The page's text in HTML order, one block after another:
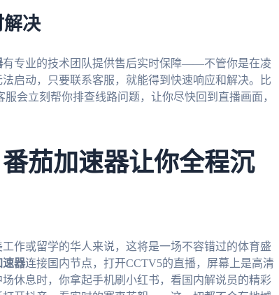
解决
有专业的技术团队提供售后实时保障——不管你是在凌
启动，只要联系客服，就能得到快速响应和解决。比
会立刻帮你排查线路问题，让你尽快回到直播画面，
茄加速器让你全程沉
作或留学的华人来说，这将是一场不容错过的体育盛
速器连接国内节点，打开CCTV5的直播，屏幕上是高清
休息时，你拿起手机刷小红书，看国内解说员的精彩